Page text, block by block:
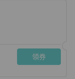
領券